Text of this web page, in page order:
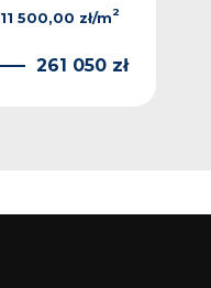
11 500,00 zł/m2
261 050 zł